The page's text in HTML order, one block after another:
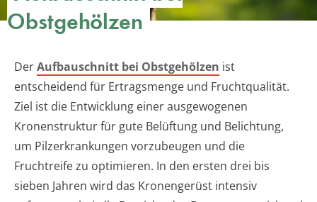
Obstgehölzen
DerAufbauschnitt bei Obstgehölzen ist
entscheidend für Ertragsmenge und Fruchtqualität.
Ziel ist die Entwicklung einer ausgewogenen
Kronenstruktur für gute Belüftung und Belichtung,
um Pilzerkrankungen vorzubeugen und die
Fruchtreife zu optimieren. In den ersten drei bis
sieben Jahren wird das Kronengerüst intensiv